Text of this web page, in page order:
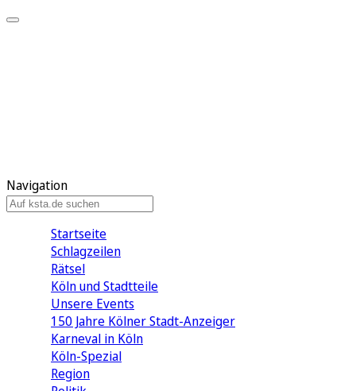
Navigation
Startseite
Schlagzeilen
Rätsel
Köln und Stadtteile
Unsere Events
150 Jahre Kölner Stadt-Anzeiger
Karneval in Köln
Köln-Spezial
Region